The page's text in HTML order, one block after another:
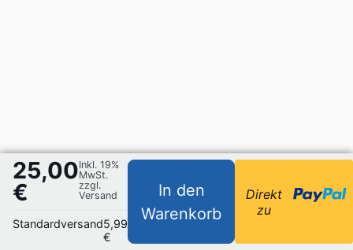
25,00
€
Inkl. 19%
MwSt.
zzgl.
Versand
Standardversand5,99
€
In den
Warenkorb
Direkt
zu